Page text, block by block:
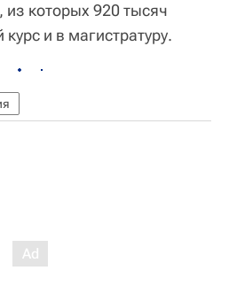
из которых 920 тысяч
и в магистратуру.